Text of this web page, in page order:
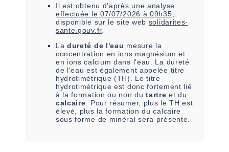
Il est obtenu d'après une analyse
effectuée le 07/07/2026 à 09h35
disponible sur le site web solidarites-
sante.gouv.fr.
La dureté de l'eau mesure la
concentration en ions magnésium et
en ions calcium dans l'eau. La dureté
de l'eau est également appelée titre
hydrotimétrique (TH). Le titre
hydrotimétrique est donc fortement lié
à la formation ou non dutartre et du
calcaire . Pour résumer, plus le TH est
élevé, plus la formation du calcaire
sous forme de minéral sera présente.